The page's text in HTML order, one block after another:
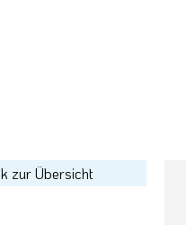
zur Übersicht